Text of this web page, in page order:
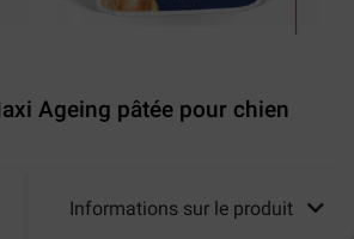
Ageing pâtée pour chien
Informations sur le produit